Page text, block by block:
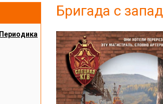
Периодика
Бригада с